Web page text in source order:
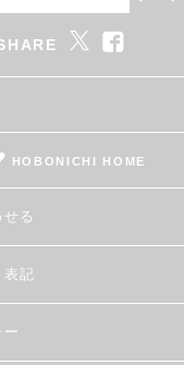
HOBONICHI HOME
る
記